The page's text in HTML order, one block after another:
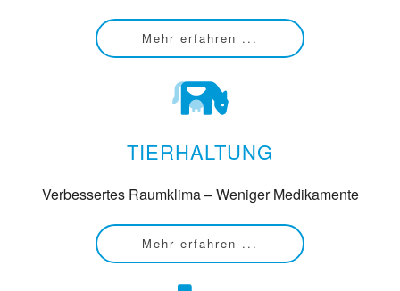
Mehr erfahren ...
TIERHALTUNG
Verbessertes Raumklima – Weniger Medikamente
Mehr erfahren ...